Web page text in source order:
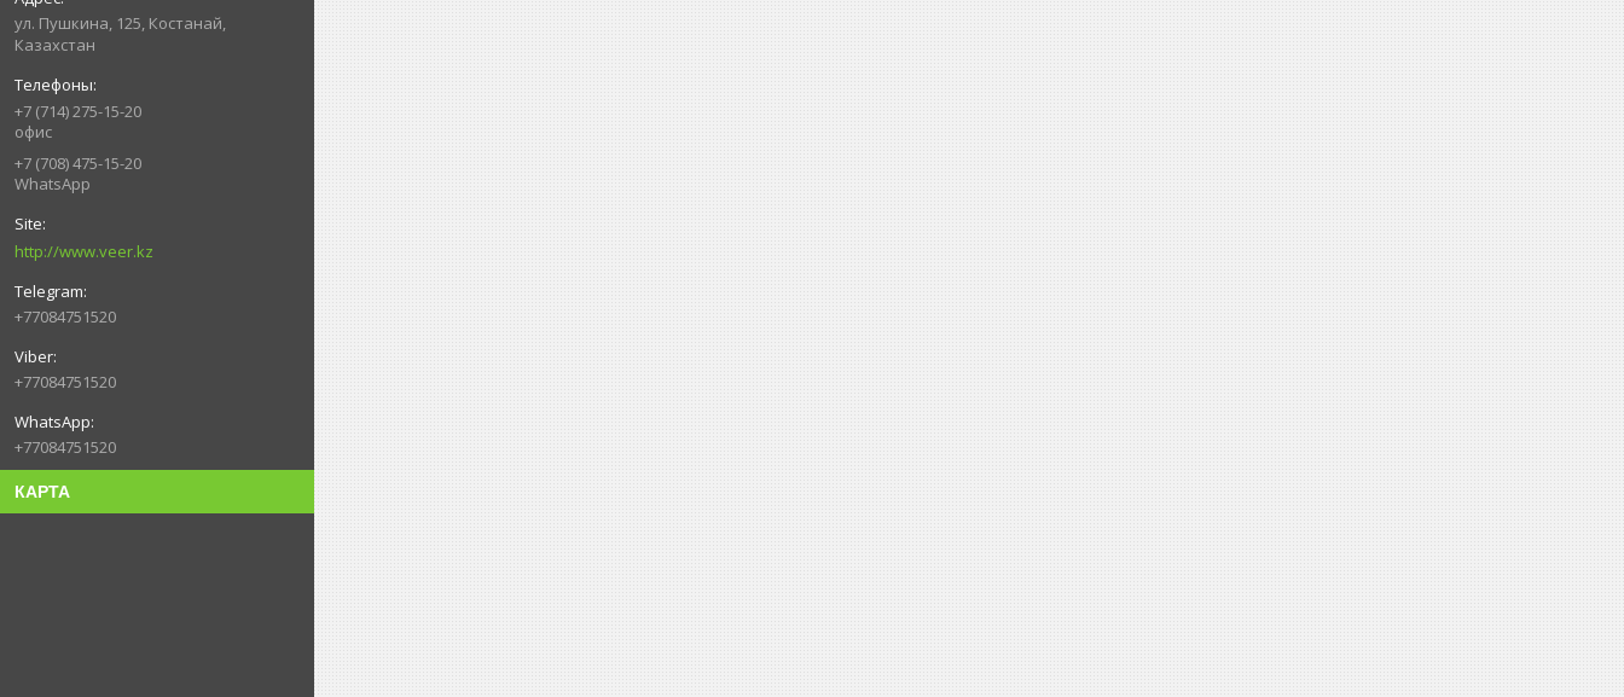
ул. Пушкина, 125, Костанай,
Казахстан
+7 (714) 275-15-20
офис
+7 (708) 475-15-20
WhatsApp
http://www.veer.kz
+77084751520
+77084751520
+77084751520
КАРТА